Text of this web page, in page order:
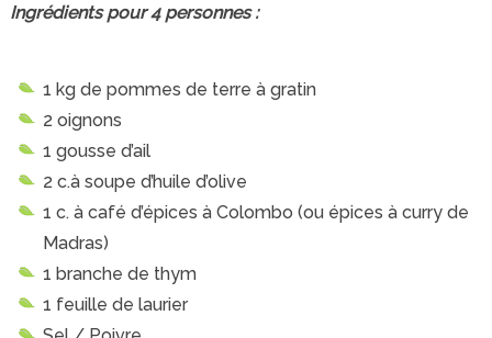
Ingrédients pour 4 personnes :
1 kg de pommes de terre à gratin
2 oignons
1 gousse d’ail
2 c.à soupe d’huile d’olive
1 c. à café d’épices à Colombo (ou épices à curry de
Madras)
1 branche de thym
1 feuille de laurier